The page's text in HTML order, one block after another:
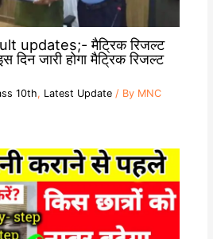
updates;- मैट्रिक रिजल्ट
जारी होगा मैट्रिक रिजल्ट
10th, Latest Update/ By MNC